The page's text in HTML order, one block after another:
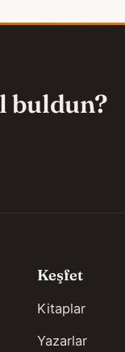
buldun?
Keşfet
Kitaplar
Yazarlar